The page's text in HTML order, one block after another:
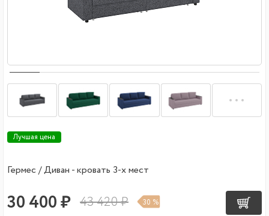
Лучшая цена
Гермес / Диван - кровать 3-х мест
30 400 ₽ 43 420 ₽ 30 %